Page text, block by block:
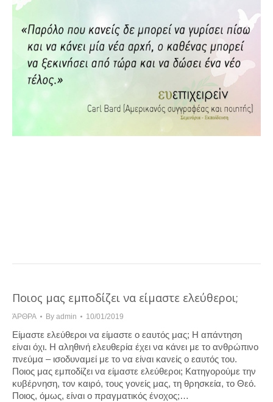
Ποιος μας εμποδίζει να είμαστε ελεύθεροι;
ΆΡΘΡΑ By admin 10/01/2019
Είμαστε ελεύθεροι να είμαστε ο εαυτός μας; Η απάντηση
είναι όχι. Η αληθινή ελευθερία έχει να κάνει με το ανθρώπινο
πνεύμα – ισοδυναμεί με το να είναι κανείς ο εαυτός του.
Ποιος μας εμποδίζει να είμαστε ελεύθεροι; Κατηγορούμε την
κυβέρνηση, τον καιρό, τους γονείς μας, τη θρησκεία, το Θεό.
Ποιος, όμως, είναι ο πραγματικός ένοχος;…